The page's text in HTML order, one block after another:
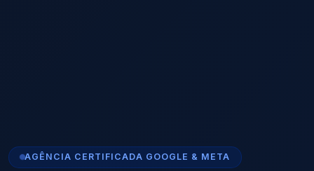
AGÊNCIA CERTIFICADA GOOGLE & META